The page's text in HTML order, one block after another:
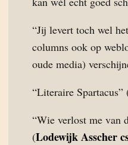
“Jij levert toch wel
columns ook op
oude media)
“Literaire Spartacus”
“Wie verlost me van
(Lodewijk Asscher